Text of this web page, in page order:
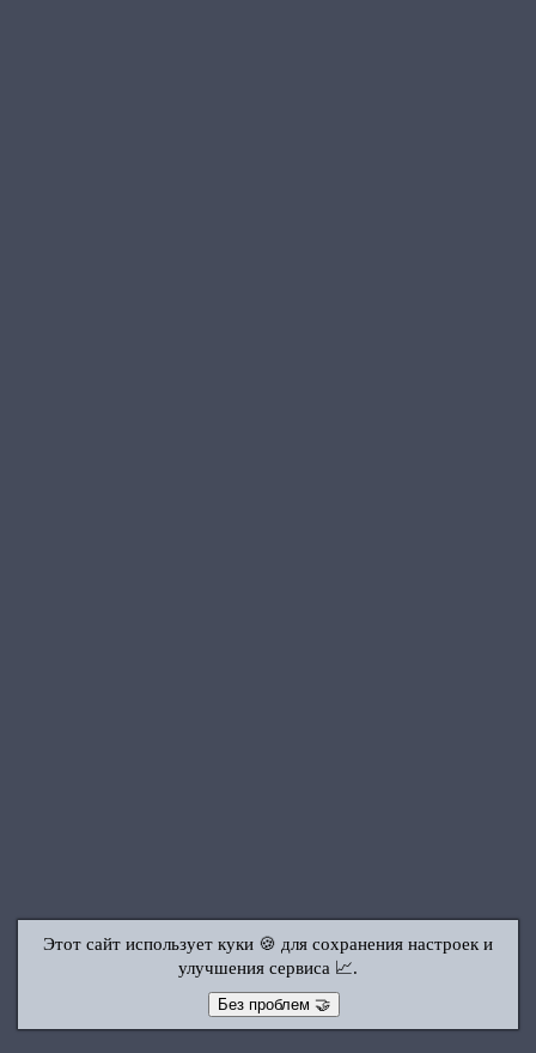
Этот сайт использует куки 🍪 для сохранения настроек и
улучшения сервиса 📈.
Без проблем 🤝